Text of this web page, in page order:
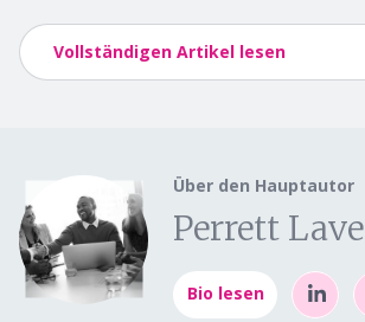
Vollständigen Artikel lesen
Über den Hauptautor
Perrett
Bio lesen